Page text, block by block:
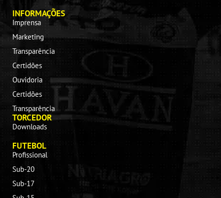
INFORMAÇÕES
Imprensa
Marketing
Transparência
Certidões
Ouvidoria
Certidões
Transparência
TORCEDOR
Downloads
FUTEBOL
Profissional
Sub-20
Sub-17